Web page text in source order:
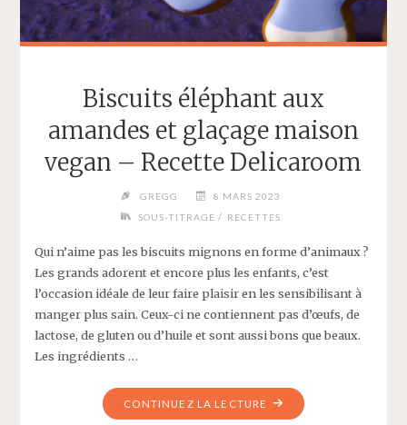
Biscuits éléphant aux
amandes et glaçage maison
vegan – Recette Delicaroom
GREGG
8 MARS 2023
SOUS-TITRAGE / RECETTES
Qui n’aime pas les biscuits mignons en forme d’animaux ?
Les grands adorent et encore plus les enfants, c’est
l’occasion idéale de leur faire plaisir en les sensibilisant à
manger plus sain. Ceux-ci ne contiennent pas d’œufs, de
lactose, de gluten ou d’huile et sont aussi bons que beaux.
Les ingrédients …
CONTINUEZ LA LECTURE
"BISCUITS